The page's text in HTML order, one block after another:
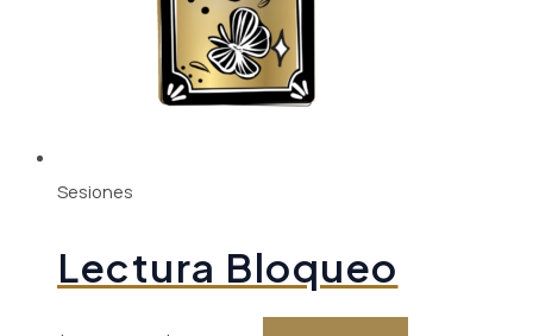
Sesiones
Lectura Bloqueo